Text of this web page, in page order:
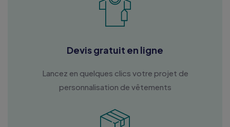
Devis gratuit en ligne
Lancez en quelques clics votre projet de
personnalisation de vêtements